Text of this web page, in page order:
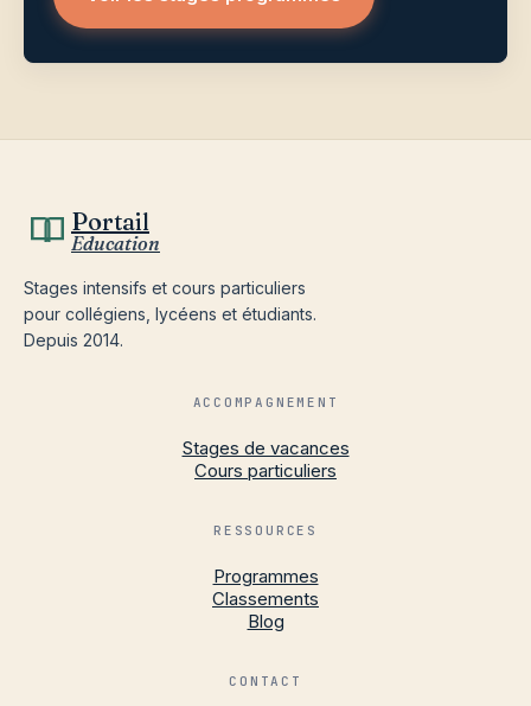
Portail
Education
Stages intensifs et cours particuliers
pour collégiens, lycéens et étudiants.
Depuis 2014.
ACCOMPAGNEMENT
Stages de vacances
Cours particuliers
RESSOURCES
Programmes
Classements
Blog
CONTACT